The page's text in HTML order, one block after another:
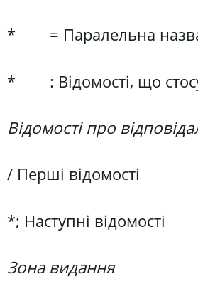
* = Паралельна
* : Відомості, що
Відомості про
/ Перші відомості
*; Наступні відомості
Зона видання